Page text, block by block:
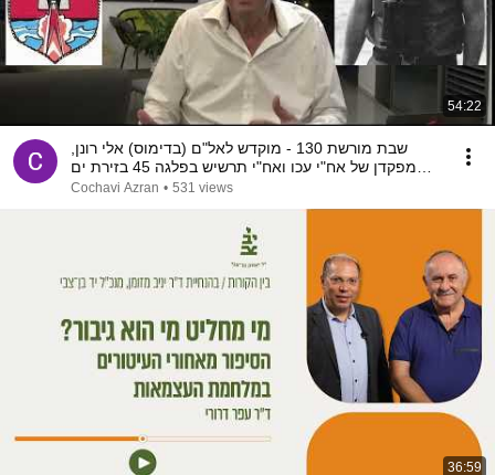
54:22
שבת מורשת 130 - מוקדש לאל"ם (בדימוס) אלי רונן,
מפקדן של אח"י עכו ואח"י תרשיש בפלגה 45 בזירת ים
סוף
Cochavi Azran • 531 views
36:59